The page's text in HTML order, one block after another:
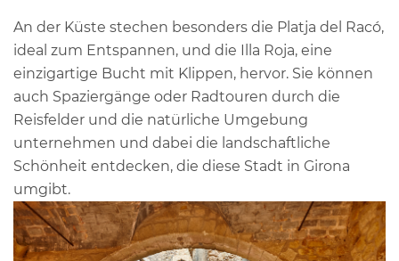
An der Küste stechen besonders die Platja del Racó,
ideal zum Entspannen, und die Illa Roja, eine
einzigartige Bucht mit Klippen, hervor. Sie können
auch Spaziergänge oder Radtouren durch die
Reisfelder und die natürliche Umgebung
unternehmen und dabei die landschaftliche
Schönheit entdecken, die diese Stadt in Girona
umgibt.